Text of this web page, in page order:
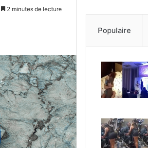
2 minutes de lecture
Populaire